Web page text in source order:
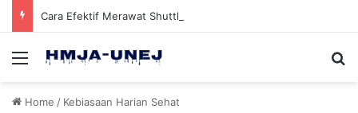
Menu
Home / Kebiasaan Harian Sehat